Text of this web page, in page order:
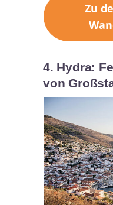
Zu
4. Hydra:
von